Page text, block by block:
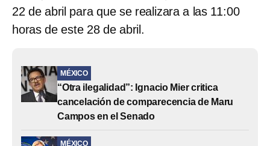
22 de abril para que se realizara a las 11:00
horas de este 28 de abril.
MÉXICO
“Otra ilegalidad”: Ignacio Mier critica
cancelación de comparecencia de Maru
Campos en el Senado
MÉXICO